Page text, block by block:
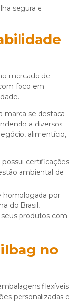
segura e
mercado de
foco em
marca se destaca
a diversos
alimentício,
ambiental de
do Brasil,
produtos com
no
flexíveis
personalizadas e